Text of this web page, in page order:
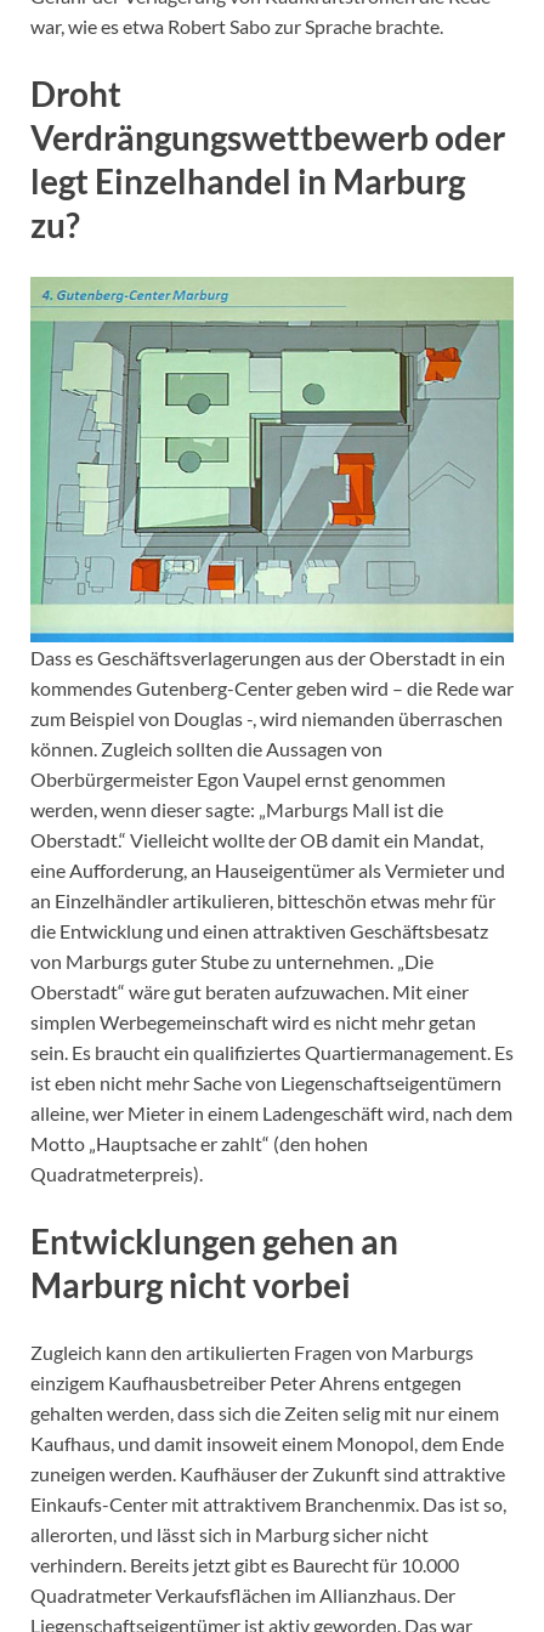
war, wie es etwa Robert Sabo zur Sprache brachte.
Droht
Verdrängungswettbewerb oder
legt Einzelhandel in Marburg
zu?
Dass es Geschäftsverlagerungen aus der Oberstadt in ein
kommendes Gutenberg-Center geben wird – die Rede war
zum Beispiel von Douglas -, wird niemanden überraschen
können. Zugleich sollten die Aussagen von
Oberbürgermeister Egon Vaupel ernst genommen
werden, wenn dieser sagte: „Marburgs Mall ist die
Oberstadt.“ Vielleicht wollte der OB damit ein Mandat,
eine Aufforderung, an Hauseigentümer als Vermieter und
an Einzelhändler artikulieren, bitteschön etwas mehr für
die Entwicklung und einen attraktiven Geschäftsbesatz
von Marburgs guter Stube zu unternehmen. „Die
Oberstadt“ wäre gut beraten aufzuwachen. Mit einer
simplen Werbegemeinschaft wird es nicht mehr getan
sein. Es braucht ein qualifiziertes Quartiermanagement. Es
ist eben nicht mehr Sache von Liegenschaftseigentümern
alleine, wer Mieter in einem Ladengeschäft wird, nach dem
Motto „Hauptsache er zahlt“ (den hohen
Quadratmeterpreis).
Entwicklungen gehen an
Marburg nicht vorbei
Zugleich kann den artikulierten Fragen von Marburgs
einzigem Kaufhausbetreiber Peter Ahrens entgegen
gehalten werden, dass sich die Zeiten selig mit nur einem
Kaufhaus, und damit insoweit einem Monopol, dem Ende
zuneigen werden. Kaufhäuser der Zukunft sind attraktive
Einkaufs-Center mit attraktivem Branchenmix. Das ist so,
allerorten, und lässt sich in Marburg sicher nicht
verhindern. Bereits jetzt gibt es Baurecht für 10.000
Quadratmeter Verkaufsflächen im Allianzhaus. Der
Liegenschaftseigentümer ist aktiv geworden. Das war